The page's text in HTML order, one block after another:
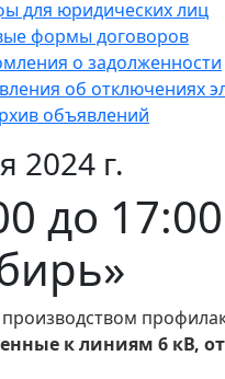
для юридических лиц
формы договоров
о задолженности
об отключениях
объявлений
2024 г.
до
к линиям 6 кВ,